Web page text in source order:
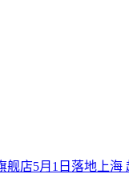
舰店5月1日落地上海